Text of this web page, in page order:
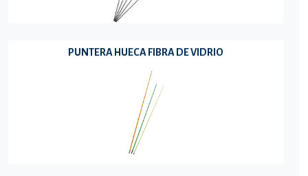
PUNTERA HUECA FIBRA DE VIDRIO